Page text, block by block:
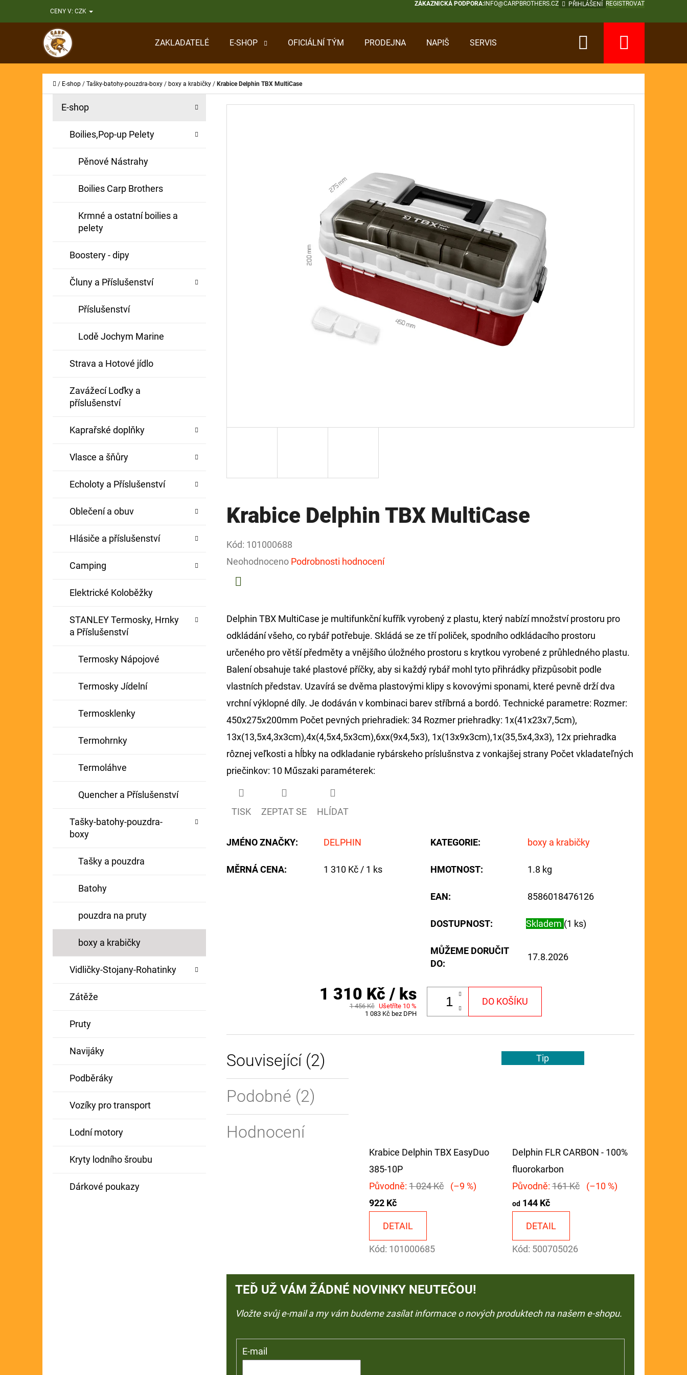
na
CENY V: CZK
ZÁKAZNICKÁ PODPORA:INFO@CARPBROTHERS.CZ PŘIHLÁŠENÍ REGISTROVAT
ZAKLADATELÉ E-SHOP OFICIÁLNÍ TÝM PRODEJNA NAPIŠ SERVIS Hledat
Domů
/ E-shop / Tašky-batohy-pouzdra-boxy / boxy a krabičky / Krabice Delphin TBX MultiCase
Přeskočit
E-shop
Boilies,Pop-up Pelety
Pěnové Nástrahy
Boilies Carp Brothers
Krmné a ostatní boilies a
pelety
Boostery - dipy
Čluny a Příslušenství
Příslušenství
Lodě Jochym Marine
Strava a Hotové jídlo
Zavážecí Loďky a
příslušenství
Kaprařské doplňky
Vlasce a šňůry
Echoloty a Příslušenství
Oblečení a obuv
Hlásiče a příslušenství
Camping
Elektrické Koloběžky
STANLEY Termosky, Hrnky
a Příslušenství
Termosky Nápojové
Termosky Jídelní
Termosklenky
Termohrnky
Termoláhve
Quencher a Příslušenství
Tašky-batohy-pouzdra-
boxy
Tašky a pouzdra
Batohy
pouzdra na pruty
boxy a krabičky
Vidličky-Stojany-Rohatinky
Zátěže
Pruty
Navijáky
Podběráky
Vozíky pro transport
Lodní motory
Kryty lodního šroubu
Dárkové poukazy
Krabice Delphin TBX MultiCase
Kód: 101000688
Průměrné
hodnocení
Neohodnoceno Podrobnosti hodnocení
Delphin TBX MultiCase je multifunkční kufřík vyrobený z plastu, který nabízí množství prostoru pro
odkládání všeho, co rybář potřebuje. Skládá se ze tří poliček, spodního odkládacího prostoru
určeného pro větší předměty a vnějšího úložného prostoru s krytkou vyrobené z průhledného plastu.
Balení obsahuje také plastové příčky, aby si každý rybář mohl tyto přihrádky přizpůsobit podle
vlastních představ. Uzavírá se dvěma plastovými klipy s kovovými sponami, které pevně drží dva
vrchní výklopné díly. Je dodáván v kombinaci barev stříbrná a bordó. Technické parametre: Rozmer:
450x275x200mm Počet pevných priehradiek: 34 Rozmer priehradky: 1x(41x23x7,5cm),
13x(13,5x4,3x3cm),4x(4,5x4,5x3cm),6xx(9x4,5x3), 1x(13x9x3cm),1x(35,5x4,3x3), 12x priehradka
rôznej veľkosti a hĺbky na odkladanie rybárskeho príslušnstva z vonkajšej strany Počet vkladateľných
priečinkov: 10 Műszaki paraméterek:
TISK ZEPTAT SE HLÍDAT
JMÉNO ZNAČKY: DELPHIN
MĚRNÁ CENA:
Měrná
1 310 Kč / 1 ks
KATEGORIE: boxy a krabičky
HMOTNOST: 1.8 kg
EAN: 8586018476126
DOSTUPNOST: Skladem (1 ks)
MŮŽEME DORUČIT
DO:
17.8.2026
1 310 Kč / ks
1 456 Kč Ušetříte 10 %
1 083 Kč bez DPH
DO KOŠÍKU
Související (2)
Podobné (2)
Hodnocení
Krabice Delphin TBX EasyDuo
385-10P
Původně:1 024 Kč
(–9 %)
922 Kč
DETAIL
Kód: 101000685
Tip
Delphin FLR CARBON - 100%
fluorokarbon
Původně:161 Kč (–10 %)
od144 Kč
DETAIL
Kód: 500705026
TEĎ UŽ VÁM ŽÁDNÉ NOVINKY NEUTEČOU!
Vložte svůj e-mail a my vám budeme zasílat informace o nových produktech na našem e-shopu.
E-mail
O
Í
Zpět
do
obchodu
Zpět
do
obchodu
CO POTŘEBUJETE NAJÍT?
HLEDAT
BOILIE RIG PLUS 25LB
Původně: 79 Kč
OLOVĚNÁ ZÁTĚŽ DELPHIN
CYBERBARBED S OTVOREM
FOX CARP SUB FLOAT
202 Kč
Původně:
225 Kč